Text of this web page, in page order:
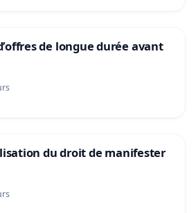
de longue durée avant
du droit de manifester